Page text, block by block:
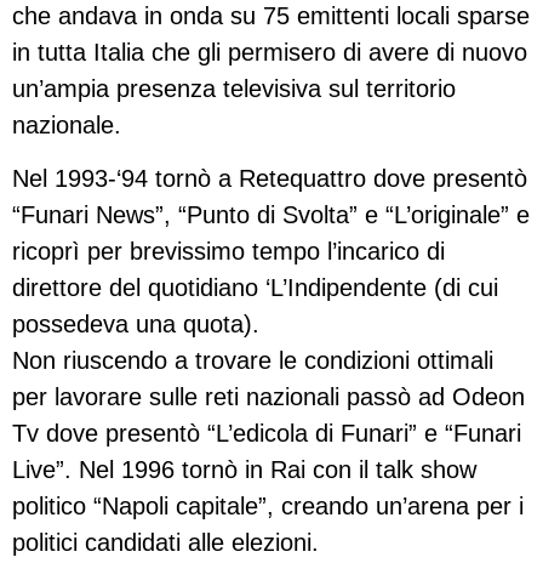
che andava in onda su 75 emittenti locali sparse
in tutta Italia che gli permisero di avere di nuovo
un’ampia presenza televisiva sul territorio
nazionale.
Nel 1993-‘94 tornò a Retequattro dove presentò
“Funari News”, “Punto di Svolta” e “L’originale” e
ricoprì per brevissimo tempo l’incarico di
direttore del quotidiano ‘L’Indipendente (di cui
possedeva una quota).
Non riuscendo a trovare le condizioni ottimali
per lavorare sulle reti nazionali passò ad Odeon
Tv dove presentò “L’edicola di Funari” e “Funari
Live”. Nel 1996 tornò in Rai con il talk show
politico “Napoli capitale”, creando un’arena per i
politici candidati alle elezioni.